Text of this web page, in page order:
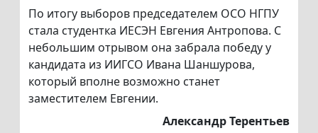
По итогу выборов председателем ОСО НГПУ
стала студентка ИЕСЭН Евгения Антропова. С
небольшим отрывом она забрала победу у
кандидата из ИИГСО Ивана Шаншурова,
который вполне возможно станет
заместителем Евгении.
Александр Терентьев